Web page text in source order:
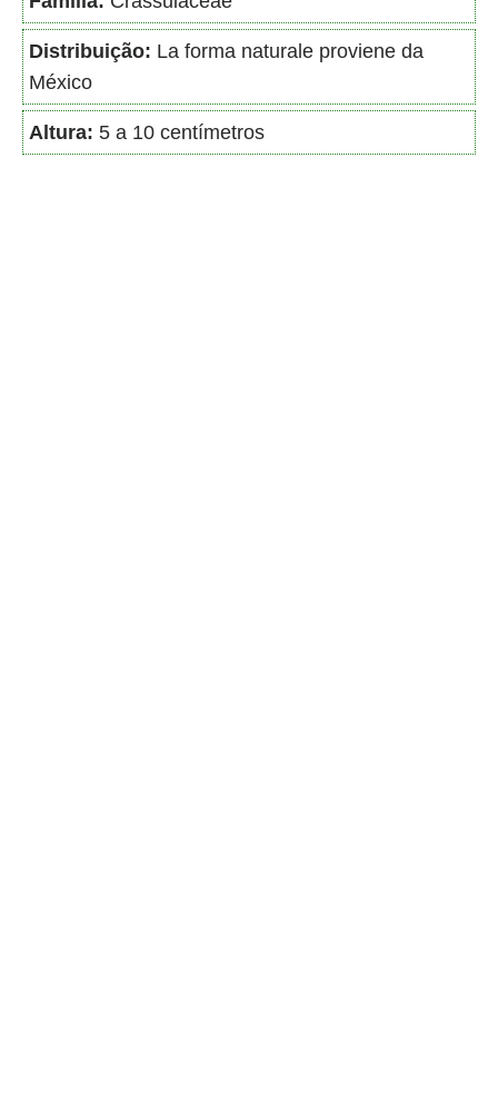
Distribuição: La forma naturale proviene da
México
Altura: 5 a 10 centímetros